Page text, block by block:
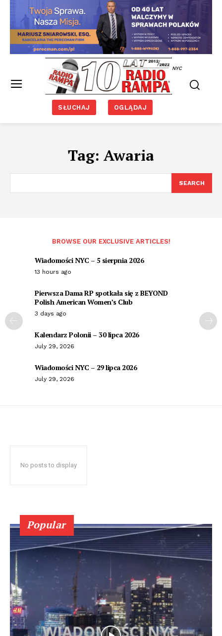
NYC
SŁUCHAJ OGLĄDAJ
Tag: Awaria
SEARCH
BROWSE OUR EXCLUSIVE ARTICLES!
Wiadomości NYC – 5 sierpnia 2026
13 hours ago
Pierwsza Dama RP spotkała się z BEYOND
Polish American Women’s Club
3 days ago
Kalendarz Polonii – 30 lipca 2026
July 29, 2026
Wiadomości NYC – 29 lipca 2026
July 29, 2026
No posts to display
Popular